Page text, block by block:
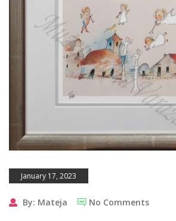
January 17, 2023
By: Mateja No Comments